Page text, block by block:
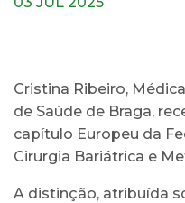
Cristina Ribeiro,
de Saúde de Braga,
capítulo Europeu da
Cirurgia Bariátrica e
A distinção, atribuída